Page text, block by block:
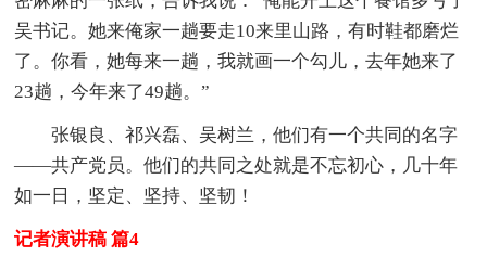
吴书记。她来俺家一趟要走10来里山路，有时鞋都磨烂
了。你看，她每来一趟，我就画一个勾儿，去年她来了
23趟，今年来了49趟。”
张银良、祁兴磊、吴树兰，他们有一个共同的名字
——共产党员。他们的共同之处就是不忘初心，几十年
如一日，坚定、坚持、坚韧！
记者演讲稿 篇4